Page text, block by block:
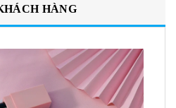
HÀNG